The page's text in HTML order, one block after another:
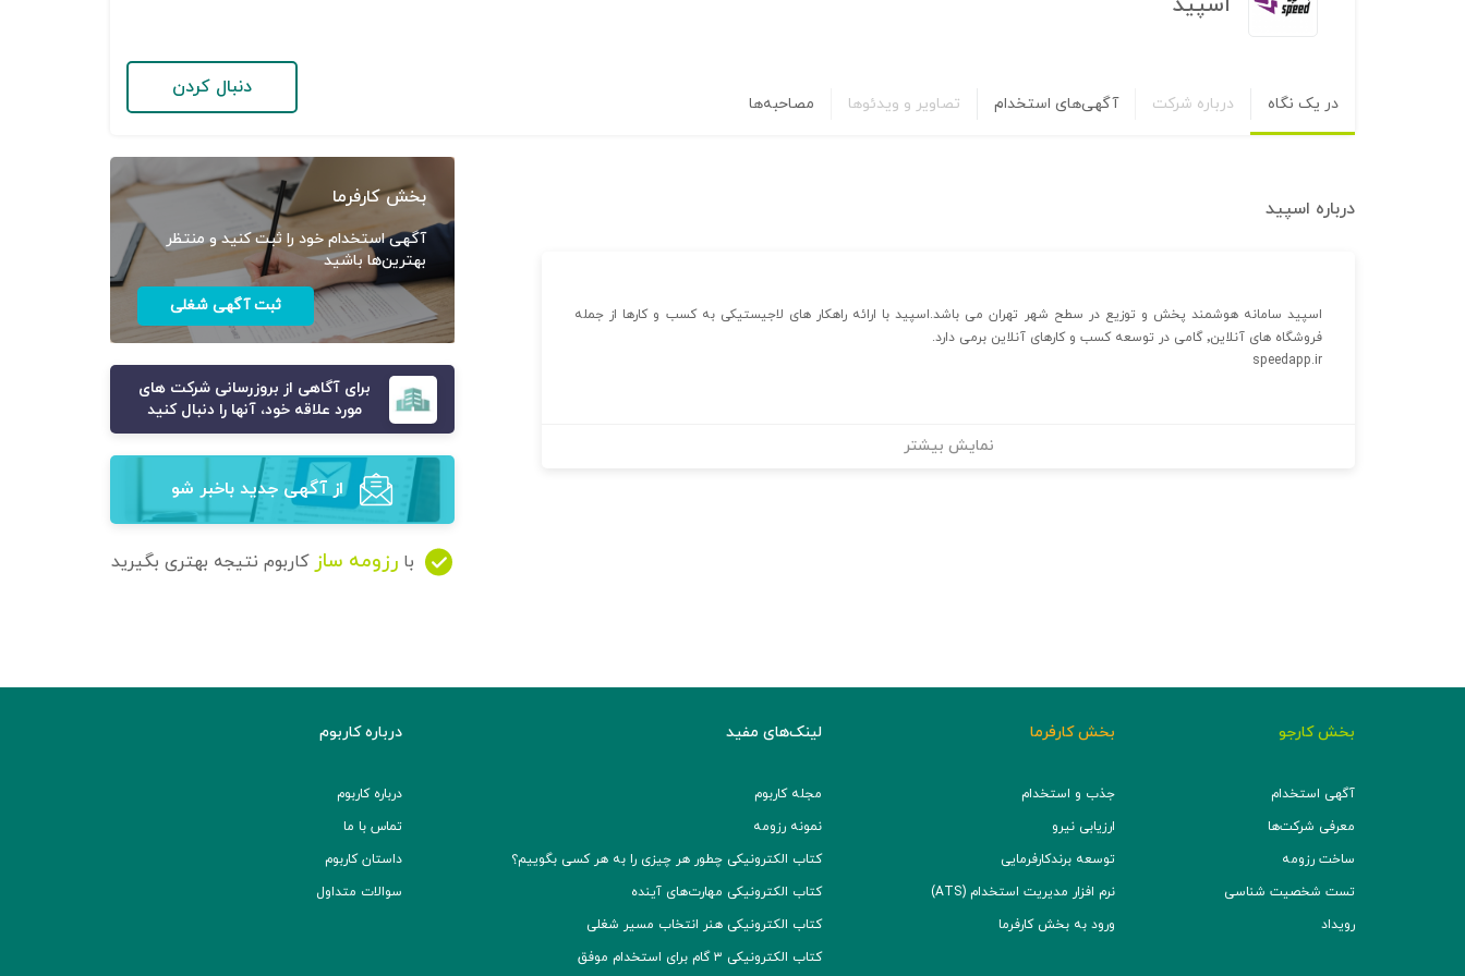
در یک نگاه درباره شرکت آگهی‌های استخدام تصاویر و ویدئوها مصاحبه‌ها
دنبال کردن
درباره اسپید
اسپید سامانه هوشمند پخش و توزیع در سطح شهر تهران می باشد.اسپید با ارائه راهکار های لاجیستیکی به کسب و کارها از جمله
فروشگاه های آنلاین٬ گامی در توسعه کسب و کارهای آنلاین برمی دارد.
speedapp.ir
نمایش بیشتر
بخش کارفرما
آگهی استخدام خود را ثبت کنید و منتظر
بهترین‌ها باشید
ثبت آگهی شغلی
برای آگاهی از بروزرسانی شرکت های
مورد علاقه خود، آنها را دنبال کنید
از آگهی‌ جدید باخبر شو
با رزومه ساز کاربوم نتیجه بهتری بگیرید
بخش کارجو
آگهی استخدام
معرفی شرکت‌ها
ساخت رزومه
تست شخصیت شناسی
رویداد
بخش کارفرما
جذب و استخدام
ارزیابی نیرو
توسعه برند‌کارفرمایی
نرم افزار مدیریت استخدام (ATS)
ورود به بخش کارفرما
لینک‌های مفید
مجله کاربوم
نمونه رزومه
کتاب الکترونیکی چطور هر چیزی را به هر کسی بگوییم؟
کتاب الکترونیکی مهارت‌های آینده
کتاب الکترونیکی هنر انتخاب مسیر شغلی
کتاب الکترونیکی ۳ گام برای استخدام موفق
درباره کاربوم
درباره کاربوم
تماس با ما
داستان کاربوم
سوالات متداول